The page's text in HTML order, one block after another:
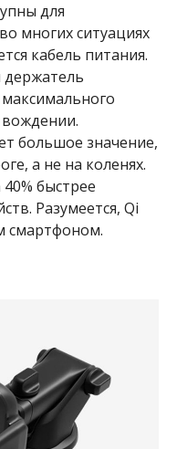
для
многих ситуациях
кабель питания.
вождении.
большое значение,
а не на коленях.
быстрее
Разумеется, Qi
смартфоном.